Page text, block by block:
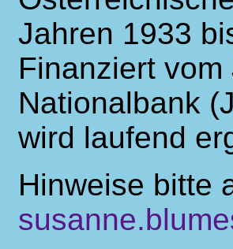
Jahren 1933
Finanziert
Nationalbank
wird laufend
Hinweise bitte